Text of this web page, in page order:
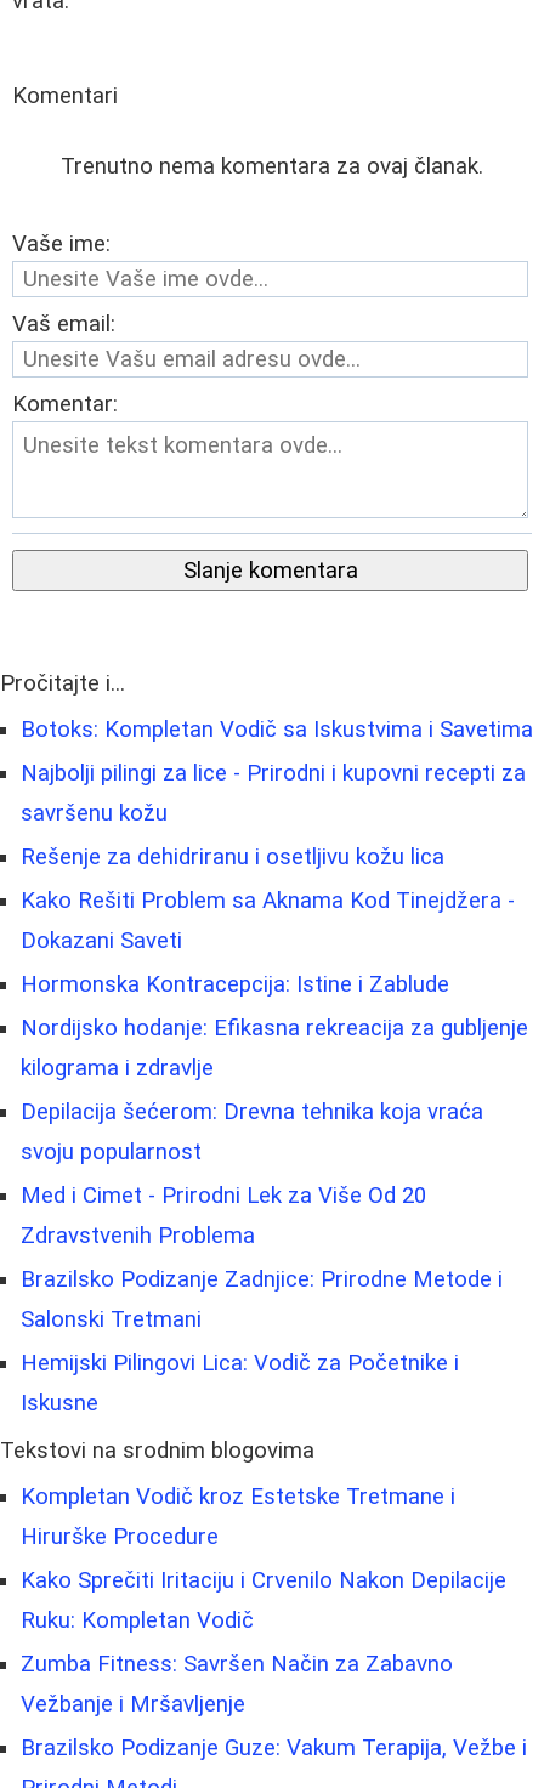
Komentari
Trenutno nema komentara za ovaj članak.
Vaše ime:
Vaš email:
Komentar:
Slanje komentara
Pročitajte i...
Botoks: Kompletan Vodič sa Iskustvima i Savetima
Najbolji pilingi za lice - Prirodni i kupovni recepti za
savršenu kožu
Rešenje za dehidriranu i osetljivu kožu lica
Kako Rešiti Problem sa Aknama Kod Tinejdžera -
Dokazani Saveti
Hormonska Kontracepcija: Istine i Zablude
Nordijsko hodanje: Efikasna rekreacija za gubljenje
kilograma i zdravlje
Depilacija šećerom: Drevna tehnika koja vraća
svoju popularnost
Med i Cimet - Prirodni Lek za Više Od 20
Zdravstvenih Problema
Brazilsko Podizanje Zadnjice: Prirodne Metode i
Salonski Tretmani
Hemijski Pilingovi Lica: Vodič za Početnike i
Iskusne
Tekstovi na srodnim blogovima
Kompletan Vodič kroz Estetske Tretmane i
Hirurške Procedure
Kako Sprečiti Iritaciju i Crvenilo Nakon Depilacije
Ruku: Kompletan Vodič
Zumba Fitness: Savršen Način za Zabavno
Vežbanje i Mršavljenje
Brazilsko Podizanje Guze: Vakum Terapija, Vežbe i